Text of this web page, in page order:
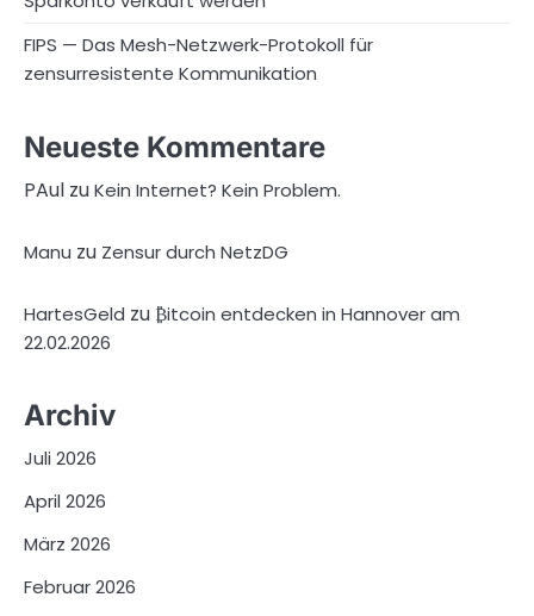
FIPS — Das Mesh-Netzwerk-Protokoll für
zensurresistente Kommunikation
Neueste Kommentare
PAul zuKein Internet? Kein Problem.
Manu zu Zensur durch NetzDG
HartesGeld zu ₿itcoin entdecken in Hannover am
22.02.2026
Archiv
Juli 2026
April 2026
März 2026
Februar 2026